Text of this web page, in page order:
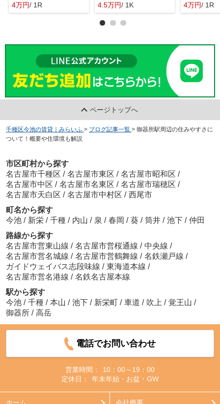
4万円/ 1R
4.5万円/ 1K
4万円/ 1R
ページトップへ
千種区今池の賃貸｜みらいふ > ブログ記事一覧 > 御器所駅周辺の住みやすさに
ついて！概要や住環境も解説
市区町村から探す
名古屋市千種区 / 名古屋市東区 / 名古屋市昭和区 /
名古屋市中区 / 名古屋市名東区 / 名古屋市瑞穂区 /
名古屋市天白区 / 名古屋市中村区 / 西尾市
町名から探す
今池 / 新栄 / 千種 / 内山 / 泉 / 春岡 / 葵 / 筒井 / 池下 / 仲田
路線から探す
名古屋市営東山線 / 名古屋市営桜通線 / 中央線 /
名古屋市営名城線 / 名古屋市営鶴舞線 / 名鉄瀬戸線 /
ガイドウェイバス志段味線 / 東海道本線 /
名古屋市営名港線 / 名鉄名古屋本線
駅から探す
今池 / 千種 / 本山 / 池下 / 新栄町 / 車道 / 吹上 / 覚王山 /
御器所 / 高岳
電話でお問い合わせ
営業時間：
10：00～19：00
定休日：
年末年始・お盆・GW
ホーム 会社概要